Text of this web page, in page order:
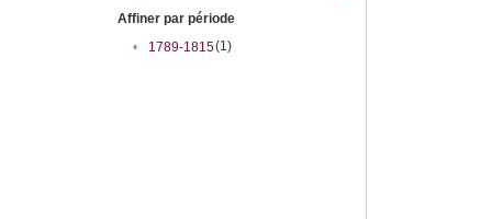
Affiner par période
•
1789-1815(1)